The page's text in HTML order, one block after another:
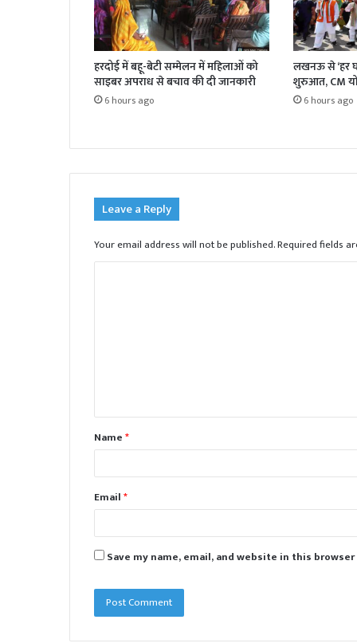
हरदोई में बहू-बेटी सम्मेलन में महिलाओं को
साइबर अपराध से बचाव की दी जानकारी
6 hours ago
लखनऊ से ‘हर
शुरुआत, CM
6 hours ago
Leave a Reply
Your email address will not be published.Required fields
t
*Name*
Email*
Save my name, email, and website in this